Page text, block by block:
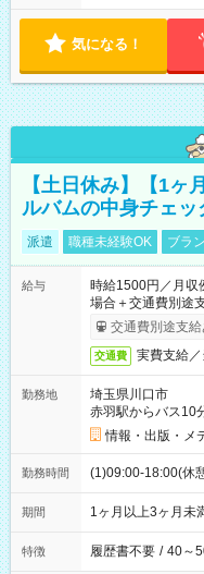
気になる！
【土日休み】【1ヶ
ルバムの中身チェッ
派遣 職種未経験OK ブラ
給与
時給1500円／月収
場合＋交通費別途
交通費別途支給
交通費 実費支給／
勤務地
埼玉県川口市
赤羽駅からバス10
情報・出版・メ
勤務時間 (1)09:00-18:00(休
期間 1ヶ月以上3ヶ月未
特徴 履歴書不要 / 40～